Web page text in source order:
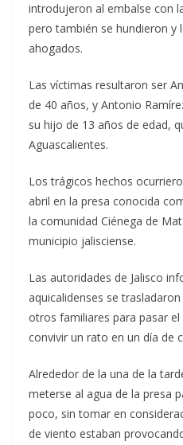
introdujeron al embalse con
pero también se hundieron y
ahogados.
Las víctimas resultaron ser
de 40 años, y Antonio
su hijo de 13 años de edad,
Aguascalientes.
Los trágicos hechos
abril en la presa conocida
la comunidad Ciénega de
municipio jalisciense.
Las autoridades de Jalisco
aquicalidenses se
otros familiares para pasar
convivir un rato en un día de
Alrededor de la una de la
meterse al agua de la presa
poco, sin tomar en
de viento estaban